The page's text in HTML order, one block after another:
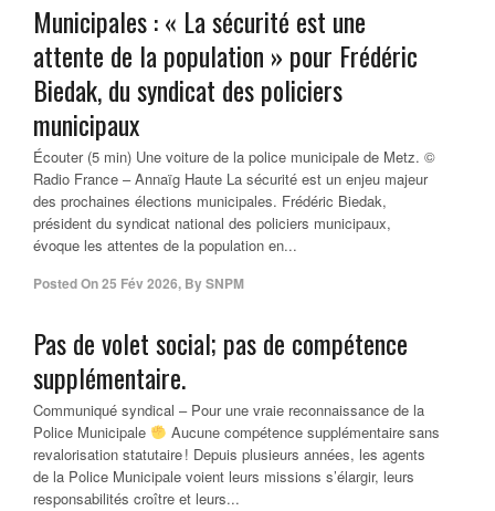
Municipales : « La sécurité est une
attente de la population » pour Frédéric
Biedak, du syndicat des policiers
municipaux
Écouter (5 min) Une voiture de la police municipale de Metz. ©
Radio France – Annaïg Haute La sécurité est un enjeu majeur
des prochaines élections municipales. Frédéric Biedak,
président du syndicat national des policiers municipaux,
évoque les attentes de la population en...
Posted On25 Fév 2026, BySNPM
Pas de volet social; pas de compétence
supplémentaire.
Communiqué syndical – Pour une vraie reconnaissance de la
Police Municipale
Aucune compétence supplémentaire sans
revalorisation statutaire ! Depuis plusieurs années, les agents
de la Police Municipale voient leurs missions s’élargir, leurs
responsabilités croître et leurs...